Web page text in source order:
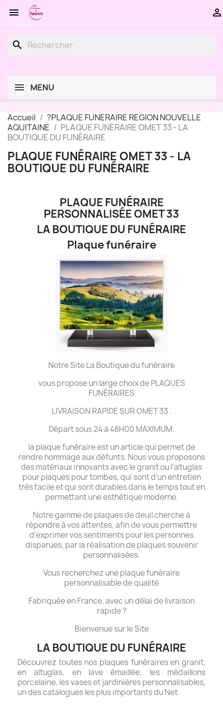
 
search
MENU
Accueil
?PLAQUE FUNERAIRE REGION NOUVELLE
AQUITAINE
PLAQUE FUNÉRAIRE OMET 33 - LA
BOUTIQUE DU FUNÉRAIRE
PLAQUE FUNÉRAIRE OMET 33 - LA
BOUTIQUE DU FUNÉRAIRE
PLAQUE FUNÉRAIRE
PERSONNALISÉE OMET 33
LA BOUTIQUE DU FUNÉRAIRE
Plaque funéraire
Notre Site La Boutique du funéraire
vous propose un large choix de PLAQUES
FUNÉRAIRES
LIVRAISON RAPIDE SUR OMET 33 .
Départ sous 24 à 48H00 MAXIMUM.
la plaque funéraire est un article qui permet de
rendre hommage aux défunts. Nous vous proposons
des matériaux innovants avec le granit ou l'altuglas
pour plaques pour tombes, qui sont d'un entretien
très facile et qui sont durables dans le temps tout en
permettant une esthétique moderne.
Notre gamme de plaques de deuil cherche à
répondre à vos attentes, afin de vous permettre
d'exprimer vos sentiments pour les personnes
disparues, par la réalisation de plaques souvenir
personnalisées.
Vous recherchez une plaque funéraire
personnalisable de qualité
Fabriquée en France, avec un délai de livraison
rapide ?
Bienvenue sur le Site
LA BOUTIQUE DU FUNÉRAIRE
Découvrez toutes nos plaques funéraires en granit,
en altuglas, en lave émaillée, les médaillons
porcelaine, les vases et jardinières personnalisables,
un des catalogues les plus importants du Net.